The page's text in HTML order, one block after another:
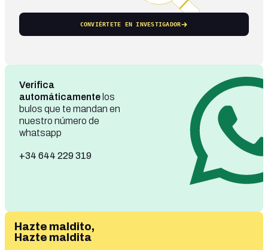
CONVIÉRTETE EN INVESTIGADOR
Verifica
automáticamente los
bulos que te mandan en
nuestro número de
whatsapp
+34 644 229 319
Hazte maldito,
Hazte maldita